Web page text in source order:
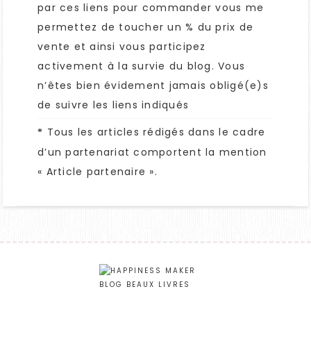
par ces liens pour commander vous me
permettez de toucher un % du prix de
vente et ainsi vous participez
activement à la survie du blog. Vous
n’êtes bien évidement jamais obligé(e)s
de suivre les liens indiqués
* Tous les articles rédigés dans le cadre
d’un partenariat comportent la mention
« Article partenaire ».